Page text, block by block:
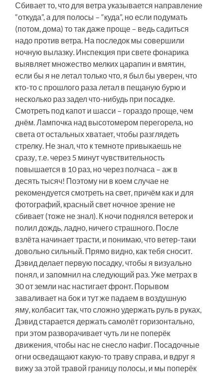
Сбивает то, что для ветра указывается направление
“откуда”, а для полосы – “куда”, но если подумать
(потом, дома) то так даже проще – ведь садиться
надо против ветра. На последок мы совершили
ночную вылазку. Инспекция при свете фонарика
выявляет множество мелких царапин и вмятин,
если бы я не летал только что, я был бы уверен, что
кто-то с прошлого раза летал в пещаную бурю и
несколько раз задел что-нибудь при посадке.
Смотреть под капот и шасси – гораздо проще, чем
днём. Лампочка над высотомером перегорела, но
света от остальных хватает, чтобы разглядеть
стрелку. Не знал, что к темноте привыкаешь не
сразу, т.е. через 5 минут чувствительность
повышается в 10 раз, но через полчаса – аж в
десять тысяч! Поэтому ни в коем случае не
рекомендуется смотреть на свет, причём как и для
фотографий, красный свет ночное зрение не
сбивает (тоже не знал). К ночи поднялся ветерок и
полил дождь, ладно, ничего страшного. После
взлёта начинает трасти, и понимаю, что ветер-таки
довольно сильный. Прямо видно, как тебя сносит.
Дэвид делает первую посадку, чтобы я визуально
понял, и запомнил на следующий раз. Уже метрах в
30 от земли нас настигает фронт. Порывом
заваливает на бок и тут же падаем в воздушную
яму, колбасит так, что сложно удержать руль в руках,
Дэвид старается держать самолёт горизонтально,
при этом разворачивает чуть ли не поперёк
движения, чтобы нас не снесло нафиг. Посадочные
огни осведащают какую-то траву справа, и вдруг я
вижу за этой травой границу полосы, и мы поперёк